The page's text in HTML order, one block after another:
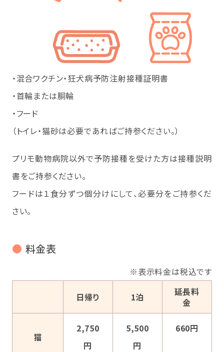
・混合ワクチン・狂犬病予防注射接種証明書
・首輪または胴輪
・フード
（トイレ・猫砂は必要であればご持参ください。）
プリモ動物病院以外で予防接種を受けた方は接種説明
書をご持参ください。
フードは１食分ずつ個分けにして、必要分をご持参くだ
さい。
● 料金表
※表示料金は税込です
日帰り 1泊
延長料
金
猫
2,750
円
5,500
円
660円